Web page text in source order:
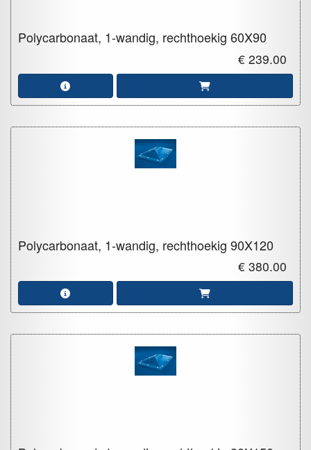
Polycarbonaat, 1-wandig, rechthoekig 60X90
€ 239.00
Polycarbonaat, 1-wandig, rechthoekig 90X120
€ 380.00